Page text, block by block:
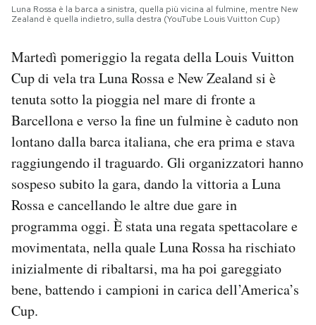
CALENDARIO
Area Personale
Newsletter
Notifiche mobile
Hai bisogno di aiuto?
Esci
Luna Rossa è la barca a sinistra, quella più vicina al fulmine, mentre New
Zealand è quella indietro, sulla destra (YouTube Louis Vuitton Cup)
Martedì pomeriggio la regata della Louis Vuitton
Cup di vela tra Luna Rossa e New Zealand si è
tenuta sotto la pioggia nel mare di fronte a
Barcellona e verso la fine un fulmine è caduto non
lontano dalla barca italiana, che era prima e stava
raggiungendo il traguardo. Gli organizzatori hanno
sospeso subito la gara, dando la vittoria a Luna
Rossa e cancellando le altre due gare in
programma oggi. È stata una regata spettacolare e
movimentata, nella quale Luna Rossa ha rischiato
inizialmente di ribaltarsi, ma ha poi gareggiato
bene, battendo i campioni in carica dell’America’s
Cup.